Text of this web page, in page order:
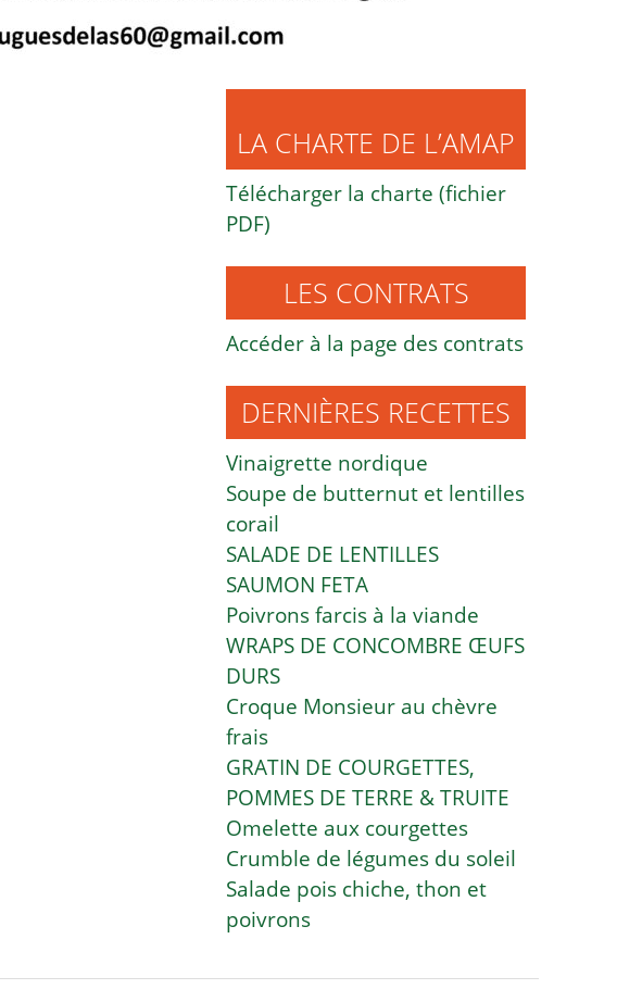
LA CHARTE DE L’AMAP
Télécharger la charte (fichier
PDF)
LES CONTRATS
Accéder à la page des contrats
DERNIÈRES RECETTES
Vinaigrette nordique
Soupe de butternut et lentilles
corail
SALADE DE LENTILLES
SAUMON FETA
Poivrons farcis à la viande
WRAPS DE CONCOMBRE ŒUFS
DURS
Croque Monsieur au chèvre
frais
GRATIN DE COURGETTES,
POMMES DE TERRE & TRUITE
Omelette aux courgettes
Crumble de légumes du soleil
Salade pois chiche, thon et
poivrons